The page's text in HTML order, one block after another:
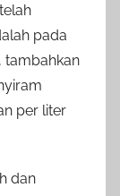
pada
tambahkan
per liter
dan